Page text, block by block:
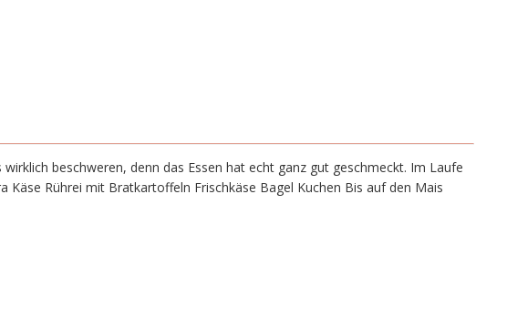
beschweren, denn das Essen hat echt ganz gut geschmeckt. Im Laufe
Rührei mit Bratkartoffeln Frischkäse Bagel Kuchen Bis auf den Mais